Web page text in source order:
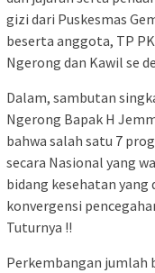
gizi dari Puskesmas
beserta anggota, TP
Ngerong dan Kawil se
Dalam, sambutan
Ngerong Bapak H
bahwa salah satu 7
secara Nasional yang
bidang kesehatan
konvergensi
Tuturnya !!
Perkembangan jumlah